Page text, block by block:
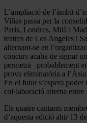
L’ampliació de l’àmbit
Viñas passa per la
París, Londres, Milà i
teatres de Los Angeles i
alternant-se en
concurs acaba de signar
permetrà –probablement
prova eliminatòria a
En el futur s’espera
col·laboració alterna
Els quatre cantants
d’aquesta edició ahir 13